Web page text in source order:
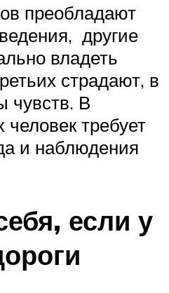
преобладают
другие
владеть
страдают, в
чувств. В
требует
и наблюдения
если у